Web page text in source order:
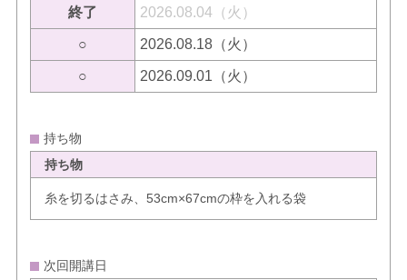
終了 2026.08.04（火）
○ 2026.08.18（火）
○ 2026.09.01（火）
持ち物
持ち物
糸を切るはさみ、53cm×67cmの枠を入れる袋
次回開講日